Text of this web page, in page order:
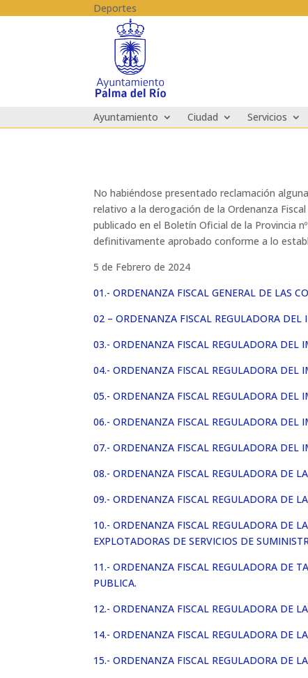
Deportes
Ayuntamiento Ciudad Servicios
No habiéndose presentado reclamación
relativo a la derogación de la Ordenanza
publicado en el Boletín Oficial de la Provincia
definitivamente aprobado conforme a lo
5 de Febrero de 2024
01.- ORDENANZA FISCAL GENERAL DE LAS
02 – ORDENANZA FISCAL REGULADORA DEL
03.- ORDENANZA FISCAL REGULADORA DEL
04.- ORDENANZA FISCAL REGULADORA DEL
05.- ORDENANZA FISCAL REGULADORA DEL
06.- ORDENANZA FISCAL REGULADORA DEL
07.- ORDENANZA FISCAL REGULADORA DEL
08.- ORDENANZA FISCAL REGULADORA DE
09.- ORDENANZA FISCAL REGULADORA DE
10.- ORDENANZA FISCAL REGULADORA DE
EXPLOTADORAS DE SERVICIOS DE
11.- ORDENANZA FISCAL REGULADORA DE
PUBLICA.
12.- ORDENANZA FISCAL REGULADORA DE
14.- ORDENANZA FISCAL REGULADORA DE
15.- ORDENANZA FISCAL REGULADORA DE